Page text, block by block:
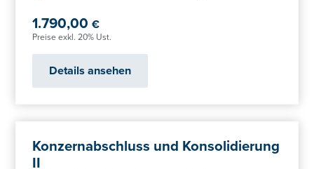
1.790,00€
Preise exkl. 20% Ust.
Details ansehen
Konzernabschluss und Konsolidierung
II